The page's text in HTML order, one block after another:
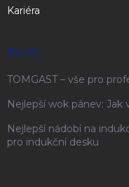
Kariéra
BLOG
TOMGAST – vše pro
Nejlepší wok pánev:
Nejlepší nádobí na
pro indukční desku